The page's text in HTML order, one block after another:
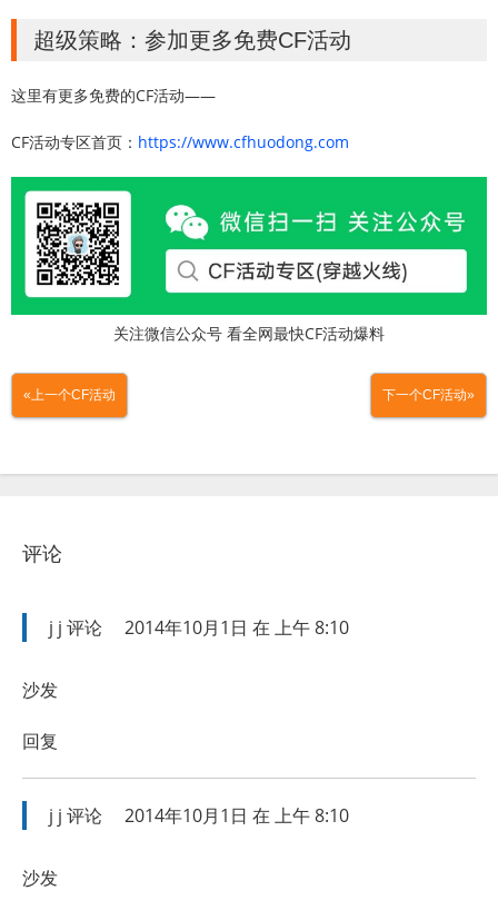
超级策略：参加更多免费CF活动
这里有更多免费的CF活动——
CF活动专区首页： https://www.cfhuodong.com
关注微信公众号 看全网最快CF活动爆料
«上一个CF活动 下一个CF活动»
评论
j j 评论 2014年10月1日 在 上午 8:10
沙发
回复
j j 评论 2014年10月1日 在 上午 8:10
沙发